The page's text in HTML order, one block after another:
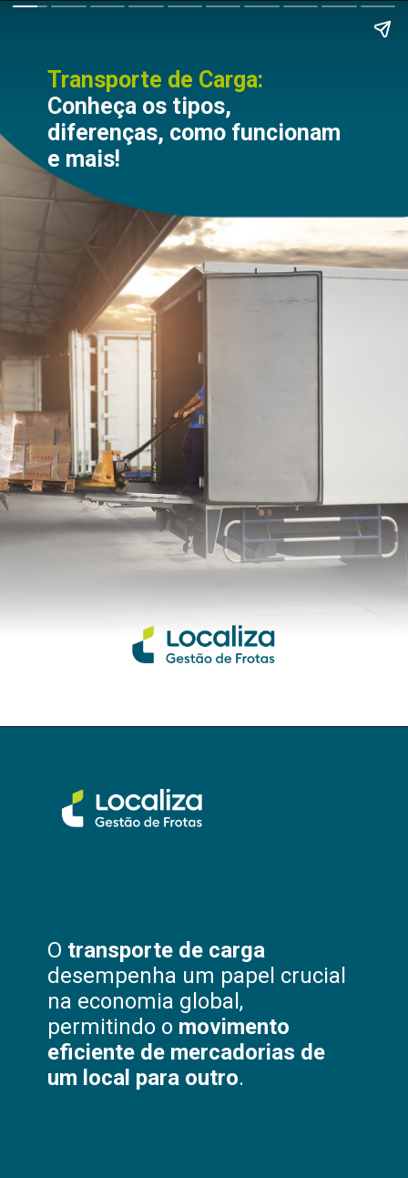
Transporte de Carga:
Conheça os tipos,
diferenças, como funcionam
e mais!
O transporte de carga
desempenha um papel crucial
na economia global,
permitindo o movimento
eficiente de mercadorias de
um local para outro.